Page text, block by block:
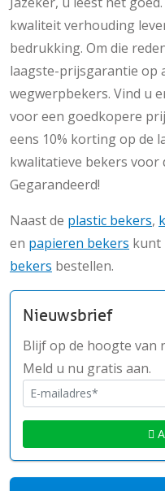
kwaliteit verhouding
bedrukking. Om die
laagste-prijsgarantie op
wegwerpbekers. Vind u
voor een goedkopere
eens 10% korting op de
kwalitatieve bekers voor
Gegarandeerd!
Naast de plastic bekers,
en papieren bekers kunt
bekers bestellen.
Nieuwsbrief
Blijf op de hoogte van
Meld u nu gratis aan.